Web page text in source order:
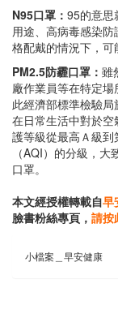
N95口罩： 95的意思
用途、高病毒感染
格配戴的情況下，可
PM2.5防霾口罩： 雖
廠作業員等在特定
此經濟部標準檢驗
在日常生活中對於
護等級從最高Ａ級
（AQI）的分級，
口罩。
本文經授權轉載自早
臉書粉絲專頁， 請按
小檔案＿早安健康